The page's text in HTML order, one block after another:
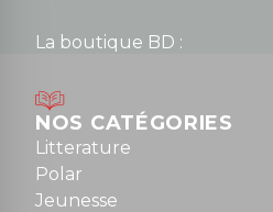
La boutique BD :
Mardi au samedi : 10h à 13h
Dimanche : 10h30 à 12h30
Tel : 01 48 89 13 88
Fermé le dimanche en
NOS CATÉGORIES
Litterature
Polar
Jeunesse